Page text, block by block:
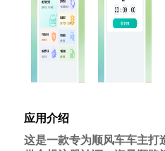
应用介绍
这是一款专为顺风车车主打